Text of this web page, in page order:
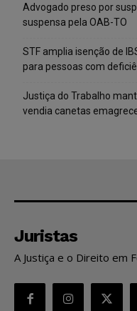
Advogado preso por
suspensa pela OAB-TO
STF amplia isenção de
para pessoas com
Justiça do Trabalho
vendia canetas
Juristas
A Justiça e o Direito em